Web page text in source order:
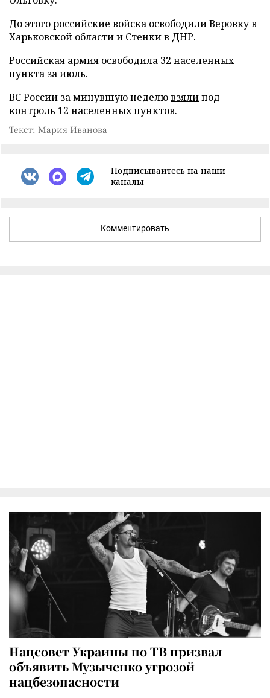
До этого российские войска освободилиВеровку в
Харьковской области и Стенки в ДНР.
Российская армия освободила 32 населенных
пункта за июль.
ВС России за минувшую неделювзялипод
контроль 12 населенных пунктов.
Текст: Мария Иванова
Подписывайтесь на наши
каналы
Комментировать
Нацсовет Украины по ТВ призвал
объявить Музыченко угрозой
нацбезопасности